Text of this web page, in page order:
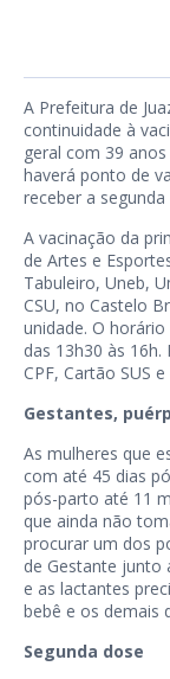
A Prefeitura de
continuidade à
geral com 39
haverá ponto de
receber a
A vacinação da
de Artes e
Tabuleiro, Uneb,
CSU, no Castelo
unidade. O
das 13h30 às 16h.
CPF, Cartão SUS
Gestantes,
As mulheres que
com até 45 dias
pós-parto até 11
que ainda não
procurar um dos
de Gestante junto
e as lactantes
bebê e os demais
Segunda dose